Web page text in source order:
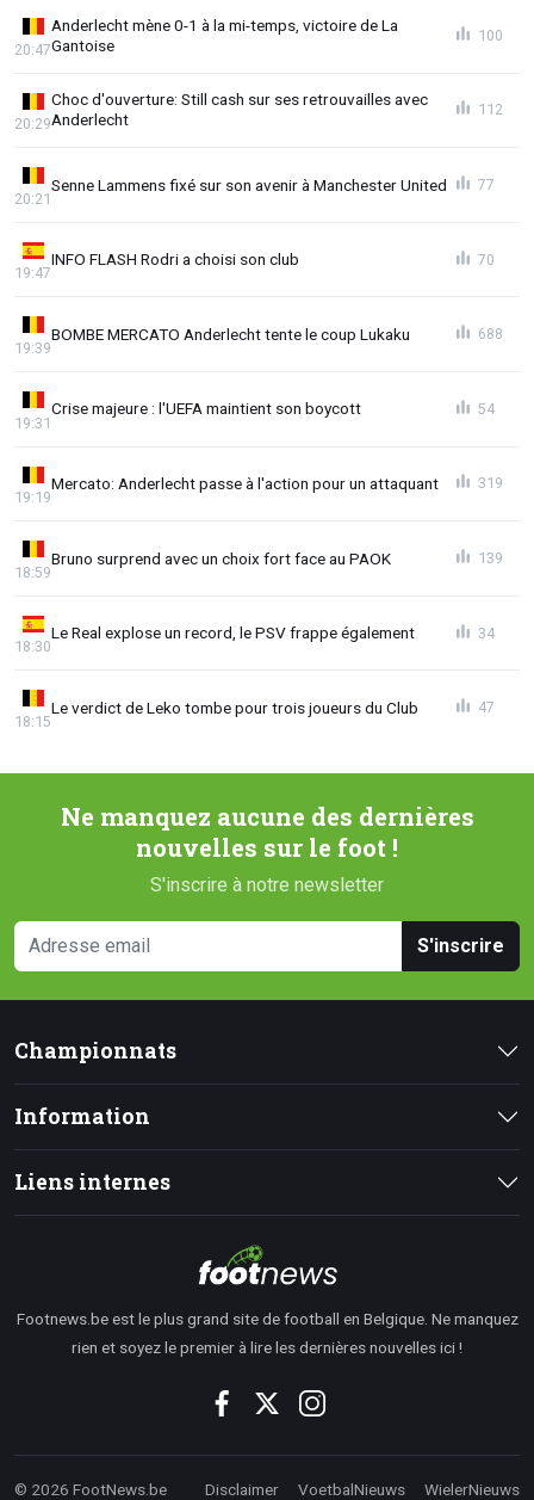
Anderlecht mène 0-1 à la mi-temps, victoire de La
Gantoise
20:47
100
Choc d'ouverture: Still cash sur ses retrouvailles avec
Anderlecht
20:29
112
Senne Lammens fixé sur son avenir à Manchester United
20:21
77
INFO FLASH Rodri a choisi son club
19:47
70
BOMBE MERCATO Anderlecht tente le coup Lukaku
19:39
688
Crise majeure : l'UEFA maintient son boycott
19:31
54
Mercato: Anderlecht passe à l'action pour un attaquant
19:19
319
Bruno surprend avec un choix fort face au PAOK
18:59
139
Le Real explose un record, le PSV frappe également
18:30
34
Le verdict de Leko tombe pour trois joueurs du Club
18:15
47
Ne manquez aucune des dernières
nouvelles sur le foot !
S'inscrire à notre newsletter
S'inscrire
Championnats
Information
Liens internes
Footnews.be est le plus grand site de football en Belgique. Ne manquez
rien et soyez le premier à lire les dernières nouvelles ici !
© 2026 FootNews.be Disclaimer VoetbalNieuws WielerNieuws